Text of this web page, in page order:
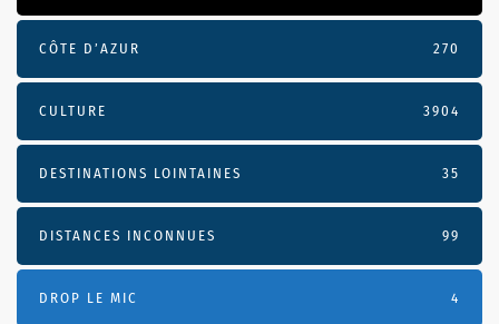
CÔTE D’AZUR 270
CULTURE 3904
DESTINATIONS LOINTAINES 35
DISTANCES INCONNUES 99
DROP LE MIC 4